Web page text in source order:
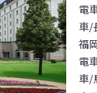
電
車/
福
電
車/